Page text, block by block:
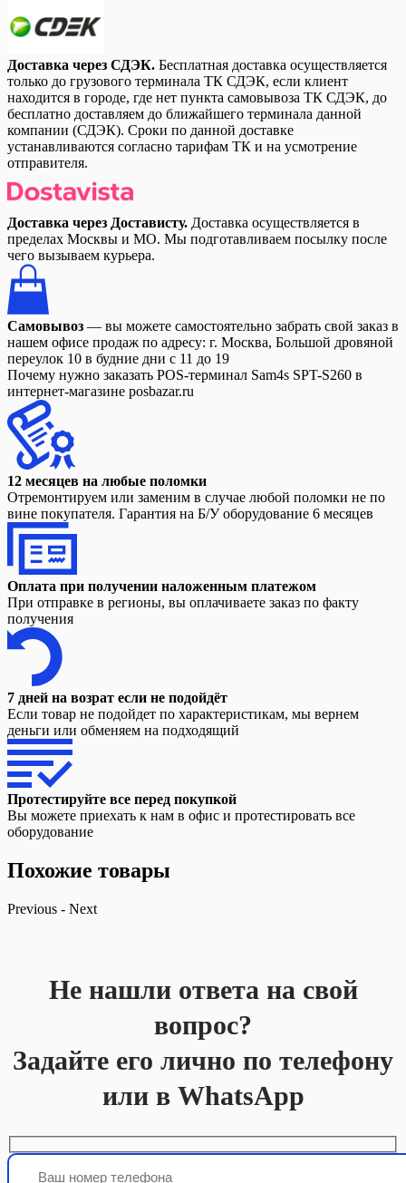
Доставка через СДЭК. Бесплатная доставка осуществляется
только до грузового терминала ТК СДЭК, если клиент
находится в городе, где нет пункта самовывоза ТК СДЭК, до
бесплатно доставляем до ближайшего терминала данной
компании (СДЭК). Сроки по данной доставке
устанавливаются согласно тарифам ТК и на усмотрение
отправителя.
Доставка через Достависту. Доставка осуществляется в
пределах Москвы и МО. Мы подготавливаем посылку после
чего вызываем курьера.
Самовывоз — вы можете самостоятельно забрать свой заказ в
нашем офисе продаж по адресу: г. Москва, Большой дровяной
переулок 10 в будние дни с 11 до 19
Почему нужно заказать POS-терминал Sam4s SPT-S260 в
интернет-магазине posbazar.ru
12 месяцев на любые поломки
Отремонтируем или заменим в случае любой поломки не по
вине покупателя. Гарантия на Б/У оборудование 6 месяцев
Оплата при получении наложенным платежом
При отправке в регионы, вы оплачиваете заказ по факту
получения
7 дней на возрат если не подойдёт
Если товар не подойдет по характеристикам, мы вернем
деньги или обменяем на подходящий
Протестируйте все перед покупкой
Вы можете приехать к нам в офис и протестировать все
оборудование
Похожие товары
Previous - Next
Не нашли ответа на свой
вопрос?
Задайте его лично по телефону
или в WhatsApp